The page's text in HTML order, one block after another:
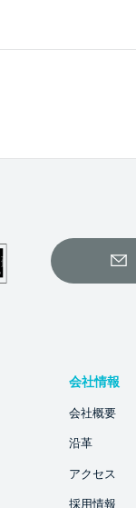
会社情報
会社概要
沿革
アクセス
採用情報